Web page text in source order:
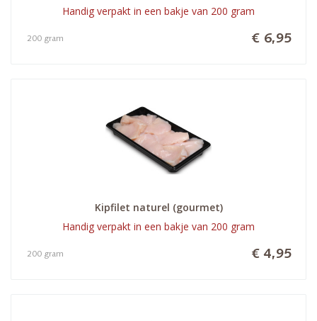
Handig verpakt in een bakje van 200 gram
€ 6,95
200 gram
Kipfilet naturel (gourmet)
Handig verpakt in een bakje van 200 gram
€ 4,95
200 gram